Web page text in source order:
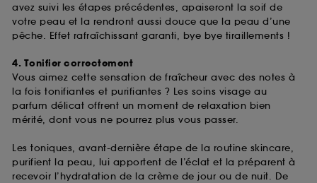
avez suivi les étapes précédentes, apaiseront la soif de
votre peau et la rendront aussi douce que la peau d’une
pêche. Effet rafraîchissant garanti, bye bye tiraillements !
4. Tonifier correctement
Vous aimez cette sensation de fraîcheur avec des notes à
la fois tonifiantes et purifiantes ? Les soins visage au
parfum délicat offrent un moment de relaxation bien
mérité, dont vous ne pourrez plus vous passer.
Les toniques, avant-dernière étape de la routine skincare,
purifient la peau, lui apportent de l’éclat et la préparent à
recevoir l’hydratation de la crème de jour ou de nuit. De